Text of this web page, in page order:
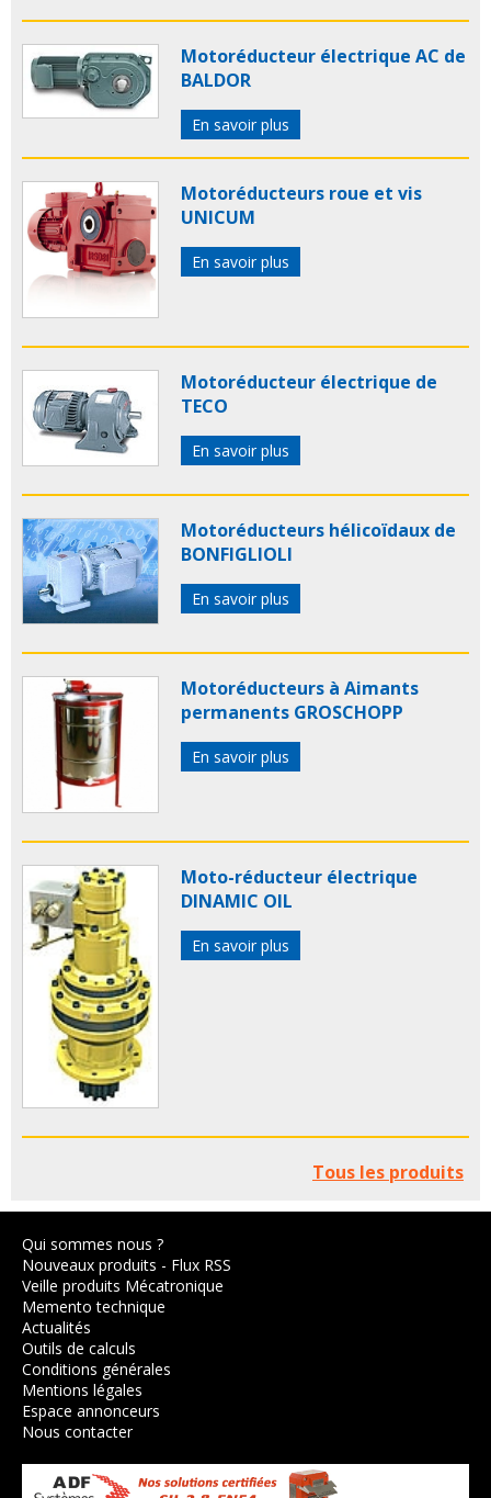
Motoréducteur électrique AC de
BALDOR
En savoir plus
Motoréducteurs roue et vis
UNICUM
En savoir plus
Motoréducteur électrique de
TECO
En savoir plus
Motoréducteurs hélicoïdaux de
BONFIGLIOLI
En savoir plus
Motoréducteurs à Aimants
permanents GROSCHOPP
En savoir plus
Moto-réducteur électrique
DINAMIC OIL
En savoir plus
Tous les produits
Qui sommes nous ?
Nouveaux produits - Flux RSS
Veille produits Mécatronique
Memento technique
Actualités
Outils de calculs
Conditions générales
Mentions légales
Espace annonceurs
Nous contacter